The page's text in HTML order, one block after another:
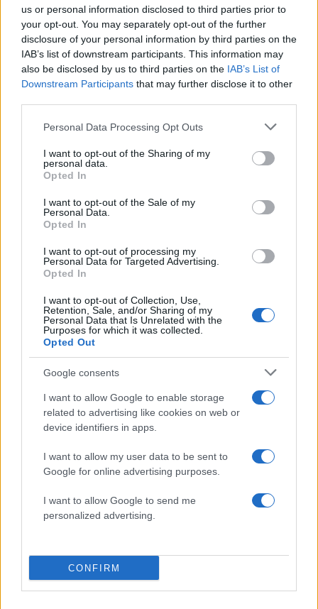
us or personal information disclosed to third parties prior to
your opt-out. You may separately opt-out of the further
disclosure of your personal information by third parties on the
IAB’s list of downstream participants. This information may
also be disclosed by us to third parties on the IAB’s List of
Downstream Participants that may further disclose it to other
Please note that this website/app uses one or more Google
not limited to your visit or usage behaviour. You may click to
grant or deny consent to Google and its third-party tags to
use your data for below specified purposes in below Google
consent section.
Personal Data Processing Opt Outs
I want to opt-out of the Sharing of my
personal data.
Opted In
I want to opt-out of the Sale of my
Personal Data.
Opted In
I want to opt-out of processing my
Personal Data for Targeted Advertising.
Opted In
I want to opt-out of Collection, Use,
Retention, Sale, and/or Sharing of my
Personal Data that Is Unrelated with the
Purposes for which it was collected.
Opted Out
Google consents
I want to allow Google to enable storage
related to advertising like cookies on web or
device identifiers in apps.
I want to allow my user data to be sent to
Google for online advertising purposes.
I want to allow Google to send me
personalized advertising.
CONFIRM
στους δρόμους της πόλης για να
διαμαρτυρηθούν για την επικείμενη ανάπτυξη
εκεί της Εθνοφρουράς. «Πολεμήστε τη φτώχεια,
όχι τους φτωχούς», φώναζαν.
Μέμφις, περίπου 200 Εθνοφρουροί από το
Τέξας έχουν φτάσει κοντά στο Σικάγο. Ενδέχεται
να αναπτυχθούν στην πόλη σήμερα, σύμφωνα με
New York Times.
Ο Αμερικανός πρόεδρος έχει χαρακτηρίσει αυτή
την πόλη «εμπόλεμη ζώνη» και θέλει να
σε άλλες Δημοκρατικές πόλεις: στρατιώτες
στους δρόμους, κάτι πολύ σπάνιο στις ΗΠΑ.
Ο Τραμπ ενέκρινε την ανάπτυξη 700
Εθνοφρουρών στο Σικάγο το περασμένο
σαββατοκύριακο, πυροδοτώντας αντιπαράθεση
με τοπικούς αξιωματούχους που ανήκουν στο
προεδρία ο Τραμπ έχει στείλει ή έχει απειλήσει
να στείλει την Εθνοφρουρά σε δέκα πόλεις,
η Νέα Ορλεάνη, το Όκλαντ, το Σαν Φρανσίσκο
και το Λος Άντζελες.